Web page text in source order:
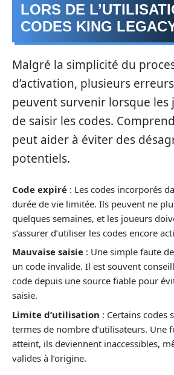
LORS DE
CODES KING
Malgré la simplicité du
d’activation, plusieurs
peuvent survenir lorsque
de saisir les codes.
peut aider à éviter des
potentiels.
Code expiré : Les codes incorporés
durée de vie limitée. Ils peuvent ne
quelques semaines, et les joueurs
s’assurer d’utiliser les codes encore
Mauvaise saisie : Une simple faute
un code invalide. Il est souvent
code depuis une source fiable pour
saisie.
Limite d’utilisation : Certains codes
termes de nombre d’utilisateurs. Une
atteint, ils deviennent inaccessibles,
valides à l’origine.